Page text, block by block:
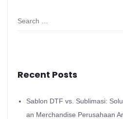
Recent Posts
Sablon DTF vs. Sublimasi:
an Merchandise Perusahaan